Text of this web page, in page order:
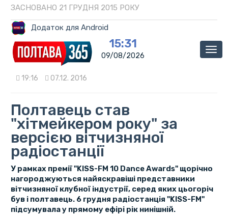
ЗАСНОВАНО 21 ГРУДНЯ 2015 РОКУ
Додаток для Android
15:31
09/08/2026
19:16 07.12. 2016
Полтавець став
"хітмейкером року" за
версією вітчизняної
радіостанції
У рамках премії "KISS-FM 10 Dance Awards" щорічно
нагороджуються найяскравіші представники
вітчизняної клубної індустрії, серед яких цьогоріч
був і полтавець. 6 грудня радіостанція "KISS-FM"
підсумувала у прямому ефірі рік нинішній.